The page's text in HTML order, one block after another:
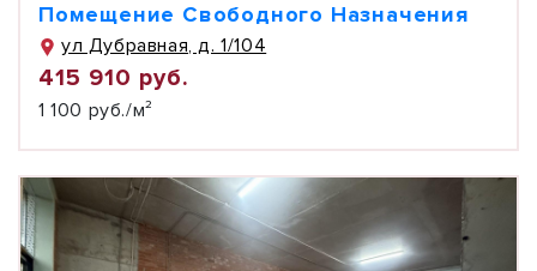
Помещение Свободного Назначения
ул Дубравная, д. 1/104
415 910 руб.
1 100 руб./м²